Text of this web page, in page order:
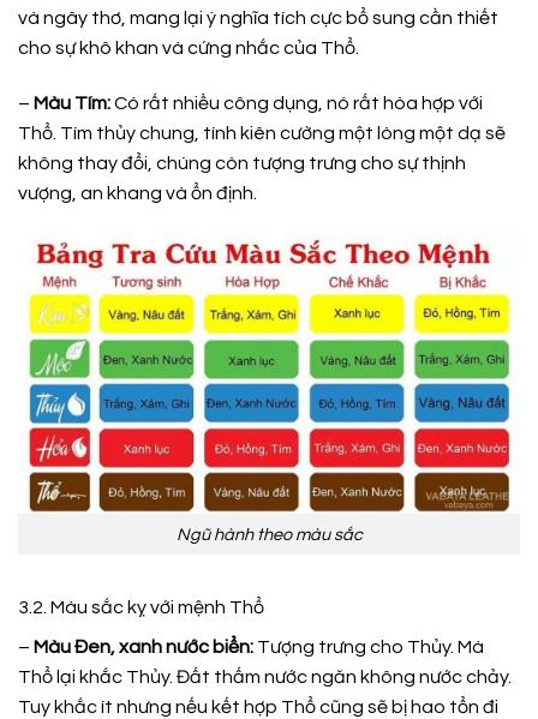
và ngây thơ, mang lại ý nghĩa tích cực bổ sung cần thiết
cho sự khô khan và cứng nhắc của Thổ.
– Màu Tím:Có rất nhiều công dụng, nó rất hòa hợp với
Thổ. Tím thủy chung, tính kiên cường một lòng một dạ sẽ
không thay đổi, chúng còn tượng trưng cho sự thịnh
vượng, an khang và ổn định.
Ngũ hành theo màu sắc
3.2. Màu sắc kỵ với mệnh Thổ
– Màu Đen, xanh nước biển: Tượng trưng cho Thủy. Mà
Thổ lại khắc Thủy. Đất thấm nước ngăn không nước chảy.
Tuy khắc ít nhưng nếu kết hợp Thổ cũng sẽ bị hao tổn đi